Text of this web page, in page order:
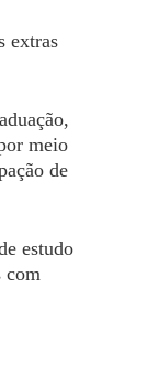
extras
meio
de
estudo
com